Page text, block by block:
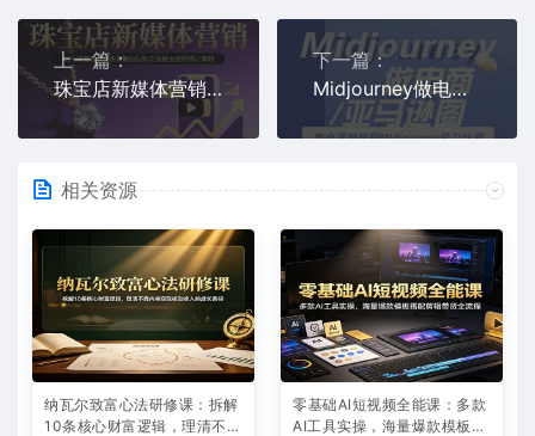
上一篇：
珠宝店新媒体营销，助力珠宝商家快速掌握短视频与直播运营的核心策略
下一篇：
Midjourney做电商亚马逊图-商业落地级别Midjourney学习计划-AI跨境电商教程
相关资源
纳瓦尔致富心法研修课：拆解
10条核心财富逻辑，理清不靠
零基础AI短视频全能课：多款
AI工具实操，海量爆款模板搭